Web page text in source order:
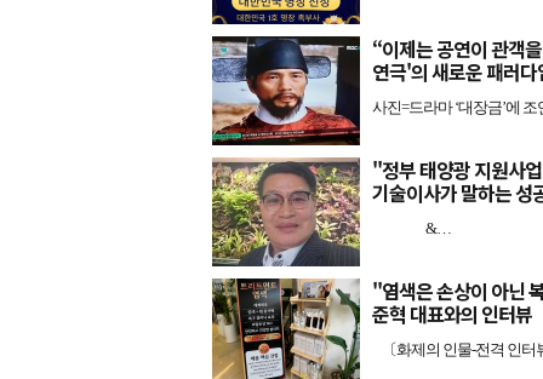
“이제는 공연이 관객
연극'의 새로운 패러다
사진=드라마 ‘대장금’에
"정부 태양광 지원사
기술이사가 말하는 성
&…
"염색은 손상이 아닌
준혁 대표와의 인터뷰
〔화제의 인물-전격 인